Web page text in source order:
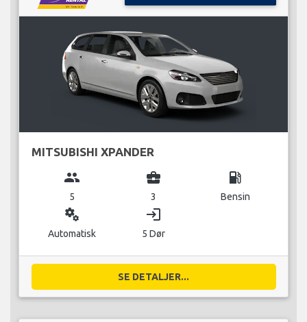
MITSUBISHI XPANDER
group
5
business_center
3
local_gas_station
Bensin
miscellaneous_services
Automatisk
login
5 Dør
SE DETALJER...